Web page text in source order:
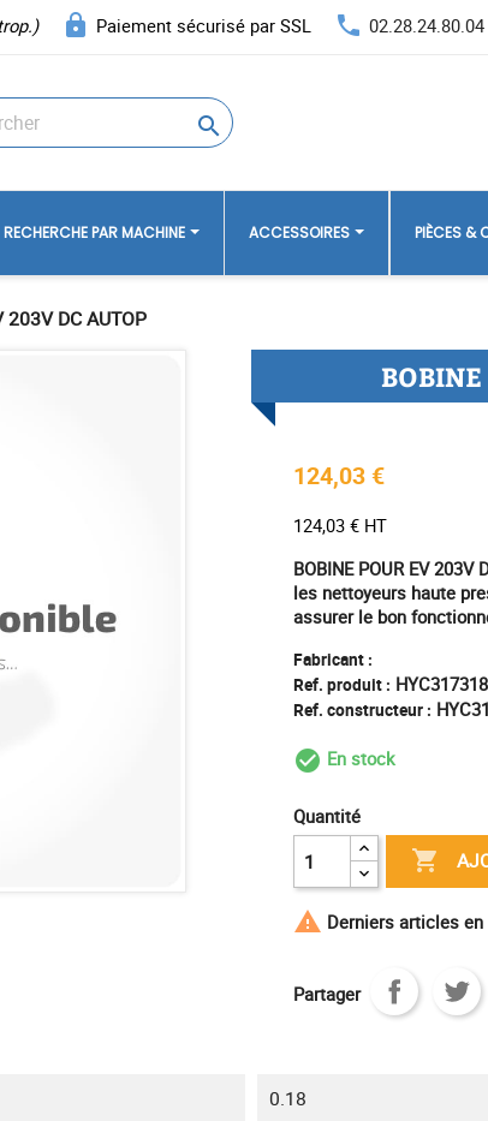
lock Paiement sécurisé par SSL phone 02.28.24.80.04

RECHERCHE PAR MACHINE ACCESSOIRES PIÈCES &
203V DC AUTOP
124,03 €
124,03 € HT
BOBINE POUR EV
les nettoyeurs haute
assurer le bon
Fabricant :
Ref. produit :
Ref. constructeur :
En stock
Quantité

 Derniers articles
Partager
0.18